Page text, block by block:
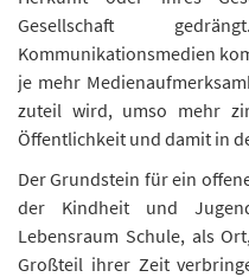
Gesellschaft
Kommunikationsmedien
je mehr
zuteil wird, umso mehr
Öffentlichkeit und damit in
Der Grundstein für ein
der Kindheit und
Lebensraum Schule, als
Großteil ihrer Zeit